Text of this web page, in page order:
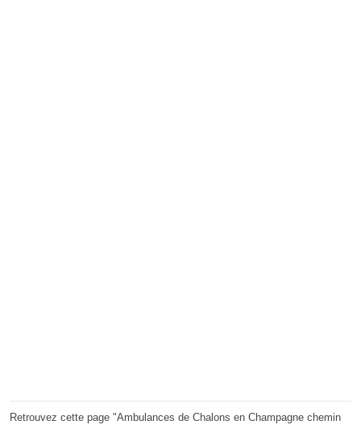
Retrouvez cette page "Ambulances de Chalons en Champagne chemin